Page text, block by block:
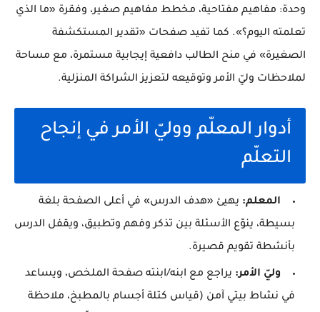
وحدة: مفاهيم مفتاحية، مخطط مفاهيم صغير، وفقرة «ما الذي
تعلمته اليوم؟». كما تفيد صفحات «تقدير المستكشفة
الصغيرة» في منح الطالب دافعية إيجابية مستمرة، مع مساحة
لملاحظات وليّ الأمر وتوقيعه لتعزيز الشراكة المنزلية.
أدوار المعلّم ووليّ الأمر في إنجاح
التعلّم
المعلم: يهيئ «هدف الدرس» في أعلى الصفحة بلغة
بسيطة، ينوّع الأسئلة بين تذكر وفهم وتطبيق، ويقفل الدرس
بأنشطة تقويم قصيرة.
وليّ الأمر: يراجع مع ابنه/ابنته صفحة الملخص، ويساعد
في نشاط بيتي آمن (قياس كتلة أجسام بالمطبخ، ملاحظة